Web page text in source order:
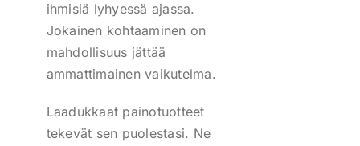
ihmisiä lyhyessä ajassa.
Jokainen kohtaaminen on
mahdollisuus jättää
ammattimainen vaikutelma.
Laadukkaat painotuotteet
tekevät sen puolestasi. Ne